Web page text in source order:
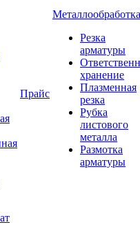
Прайс
Металлообработка
Резка
арматуры
хранение
Плазменная
резка
Рубка
листового
металла
Размотка
арматуры